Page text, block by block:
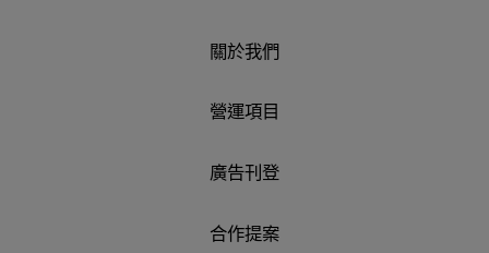
關於我們
營運項目
廣告刊登
合作提案